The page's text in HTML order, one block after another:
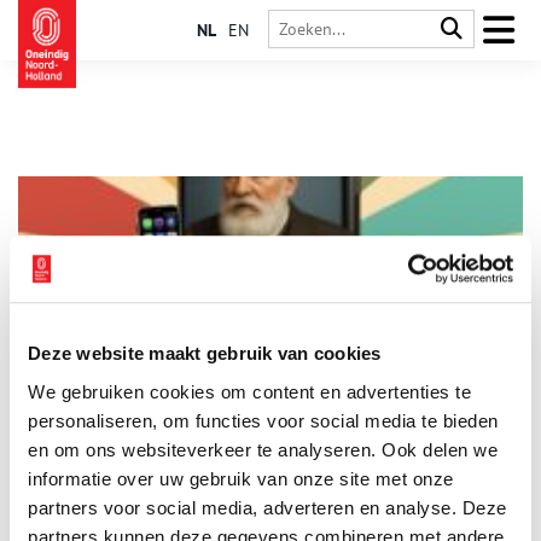
Deze website maakt gebruik van cookies
We gebruiken cookies om content en advertenties te
personaliseren, om functies voor social media te bieden
en om ons websiteverkeer te analyseren. Ook delen we
informatie over uw gebruik van onze site met onze
partners voor social media, adverteren en analyse. Deze
partners kunnen deze gegevens combineren met andere
NL EN
Ontdek in de nieuwe tentoonstelling “HALLO? 150 Jaar
Telefonie” in het Museum van de 20e Eeuw in Hoorn hoe de
telefoon de wereld veranderde. Maak met een ouderwetse
telefooncentrale verbindingen. Ervaar hoeveel mobieltjes van
nu evenveel wegen als de eerste mobiele (auto)telefoon.
Verbaas je over het telefoonboek van Hoorn uit 1915 met
nummers met slechts 2 of 3 cijfers. Stap in een heuse
3 min